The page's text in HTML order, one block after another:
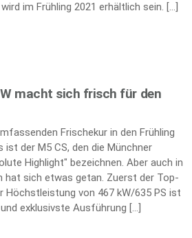
im Frühling 2021 erhältlich sein. […]
macht sich frisch für den
Frischekur in den Frühling
der M5 CS, den die Münchner
Highlight" bezeichnen. Aber auch in
hat sich etwas getan. Zuerst der Top-
Höchstleistung von 467 kW/635 PS ist
exklusivste Ausführung […]